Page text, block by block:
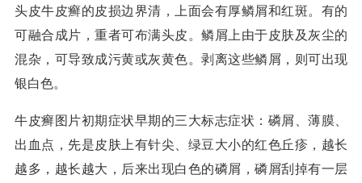
头皮牛皮癣的皮损边界清，上面会有厚鳞屑和红斑。有的
可融合成片，重者可布满头皮。鳞屑上由于皮肤及灰尘的
混杂，可导致成污黄或灰黄色。剥离这些鳞屑，则可出现
银白色。
牛皮癣图片初期症状早期的三大标志症状：磷屑、薄膜、
出血点，先是皮肤上有针尖、绿豆大小的红色丘疹，越长
越多，越长越大，后来出现白色的磷屑，磷屑刮掉有一层